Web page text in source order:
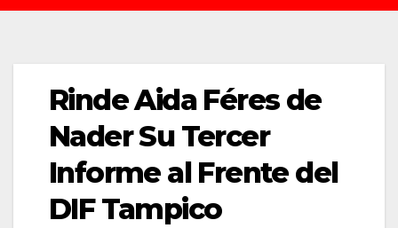
Rinde Aida Féres de
Nader Su Tercer
Informe al Frente del
DIF Tampico